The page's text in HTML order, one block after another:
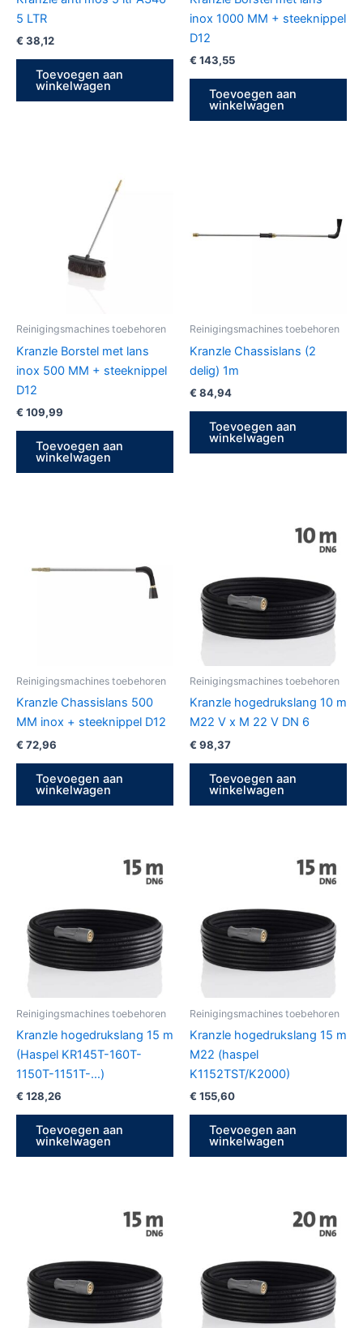
5 LTR
€ 38,12
Toevoegen aan
winkelwagen
inox 1000 MM + steeknippel
D12
€ 143,55
Toevoegen aan
winkelwagen
Reinigingsmachines toebehoren
Kranzle Borstel met lans
inox 500 MM + steeknippel
D12
€ 109,99
Toevoegen aan
winkelwagen
Reinigingsmachines toebehoren
Kranzle Chassislans (2
delig) 1m
€ 84,94
Toevoegen aan
winkelwagen
Reinigingsmachines toebehoren
Kranzle Chassislans 500
MM inox + steeknippel D12
€ 72,96
Toevoegen aan
winkelwagen
Reinigingsmachines toebehoren
Kranzle hogedrukslang 10 m
M22 V x M 22 V DN 6
€ 98,37
Toevoegen aan
winkelwagen
Reinigingsmachines toebehoren
Kranzle hogedrukslang 15 m
(Haspel KR145T-160T-
1150T-1151T-…)
€ 128,26
Toevoegen aan
winkelwagen
Reinigingsmachines toebehoren
Kranzle hogedrukslang 15 m
M22 (haspel
K1152TST/K2000)
€ 155,60
Toevoegen aan
winkelwagen